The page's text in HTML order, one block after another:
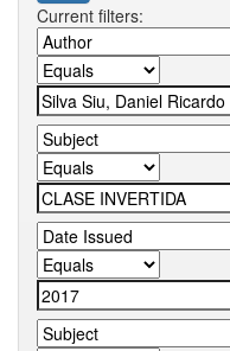
Current filters: